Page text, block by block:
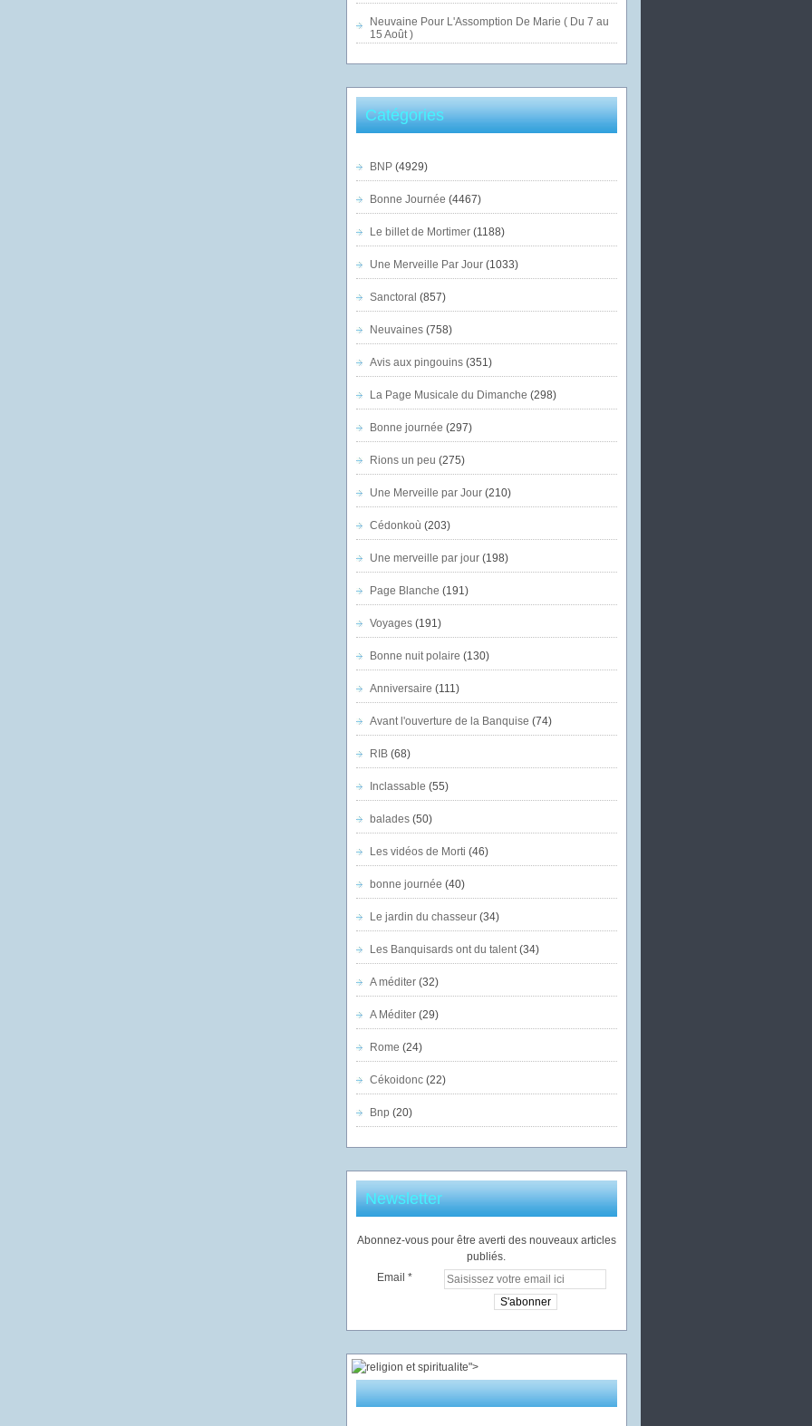
Neuvaine Pour L'Assomption De Marie ( Du 7 au
15 Août )
Catégories
BNP(4929)
Bonne Journée (4467)
Le billet de Mortimer(1188)
Une Merveille Par Jour(1033)
Sanctoral (857)
Neuvaines(758)
Avis aux pingouins(351)
La Page Musicale du Dimanche (298)
Bonne journée (297)
Rions un peu (275)
Une Merveille par Jour(210)
Cédonkoù (203)
Une merveille par jour(198)
Page Blanche (191)
Voyages(191)
Bonne nuit polaire (130)
Anniversaire (111)
Avant l'ouverture de la Banquise (74)
RIB(68)
Inclassable (55)
balades(50)
Les vidéos de Morti (46)
bonne journée (40)
Le jardin du chasseur(34)
Les Banquisards ont du talent(34)
A méditer(32)
A Méditer(29)
Rome (24)
Cékoidonc(22)
Bnp (20)
Newsletter
Abonnez-vous pour être averti des nouveaux articles
publiés.
Email
">